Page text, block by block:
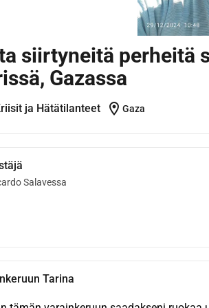
siirtyneitä perheitä
Gazassa
ja Hätätilanteet location_on Gaza
Salavessa
Tarina